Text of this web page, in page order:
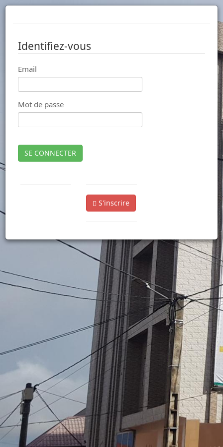
Identifiez-vous
Email
Mot de passe
SE CONNECTER
S'inscrire